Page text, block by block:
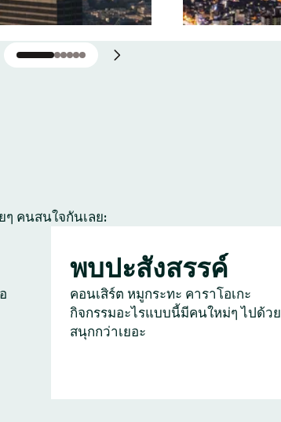
คนสนใจกันเลย:
พบปะสังสรรค์
คอนเสิร์ต หมูกระทะ คาราโอเกะ
กิจกรรมอะไรแบบนี้มีคนใหม่ๆ ไปด้วย
สนุกกว่าเยอะ